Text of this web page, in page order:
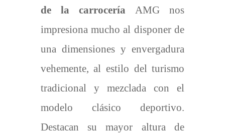
de la carroceríaAMG nos
impresiona mucho al disponer de
una dimensiones y envergadura
vehemente, al estilo del turismo
tradicional y mezclada con el
modelo clásico deportivo.
Destacan su mayor altura de